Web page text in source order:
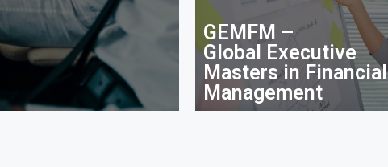
GEMFM –
Global Executive
Masters in Financial
Management